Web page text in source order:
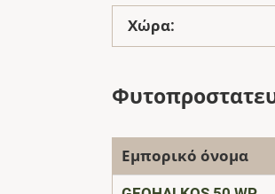
Χώρα:
Εμπορικό όνομα